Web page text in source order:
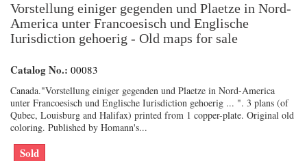
Vorstellung einiger gegenden und Plaetze in Nord-
America unter Francoesisch und Englische
Iurisdiction gehoerig - Old maps for sale
Catalog No.: 00083
Canada."Vorstellung einiger gegenden und Plaetze in Nord-America
unter Francoesisch und Englische Iurisdiction gehoerig ... ". 3 plans (of
Qubec, Louisburg and Halifax) printed from 1 copper-plate. Original old
coloring. Published by Homann's...
Sold